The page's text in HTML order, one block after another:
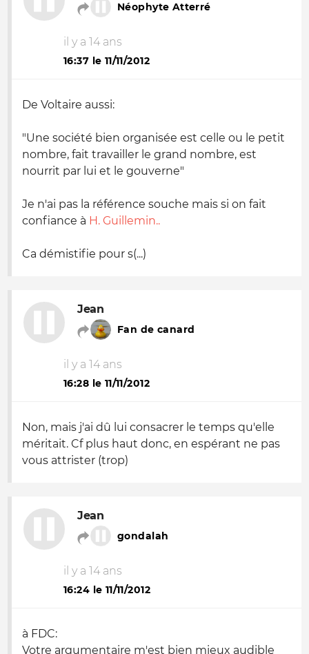
Néophyte Atterré
il y a 14 ans
16:37 le 11/11/2012
De Voltaire aussi:
"Une société bien organisée est celle ou le petit
nombre, fait travailler le grand nombre, est
nourrit par lui et le gouverne"
Je n'ai pas la référence souche mais si on fait
confiance à H. Guillemin..
Ca démistifie pour s(...)
Jean
Fan de canard
il y a 14 ans
16:28 le 11/11/2012
Non, mais j'ai dû lui consacrer le temps qu'elle
méritait. Cf plus haut donc, en espérant ne pas
vous attrister (trop)
Jean
gondalah
il y a 14 ans
16:24 le 11/11/2012
à FDC:
Votre argumentaire m'est bien mieux audible